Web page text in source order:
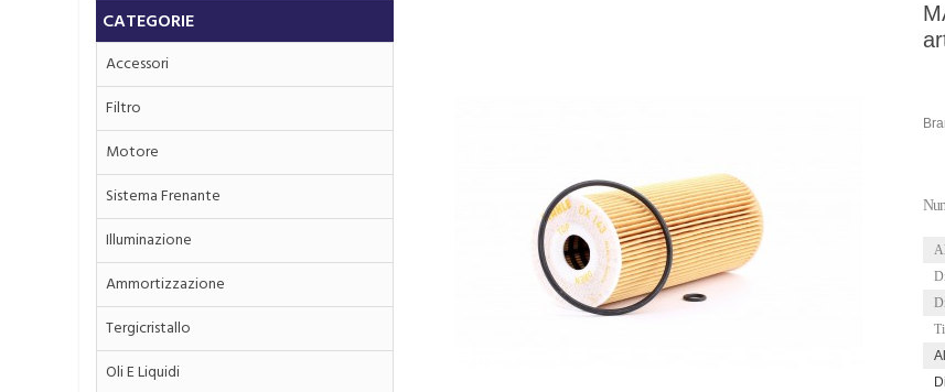
CATEGORIE
Accessori
Filtro
Motore
Sistema Frenante
Illuminazione
Ammortizzazione
Tergicristallo
Oli E Liquidi